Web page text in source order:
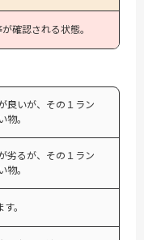
確認される状態。
良いが、その１ラン
。
劣るが、その１ラン
。
。